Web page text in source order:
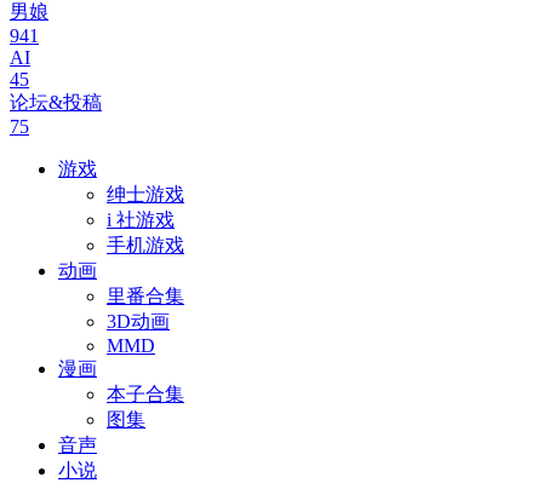
男娘
941
AI
45
论坛&投稿
75
游戏
绅士游戏
i 社游戏
手机游戏
动画
里番合集
3D动画
MMD
漫画
本子合集
图集
音声
小说